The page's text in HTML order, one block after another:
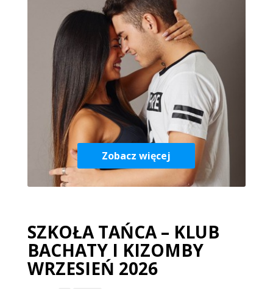
Zobacz więcej
SZKOŁA TAŃCA – KLUB
BACHATY I KIZOMBY
WRZESIEŃ 2026